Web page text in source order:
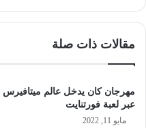
مقالات ذات صلة
مهرجان كان يدخل عالم ميتافيرس
عبر لعبة فورتنايت
مايو 11, 2022